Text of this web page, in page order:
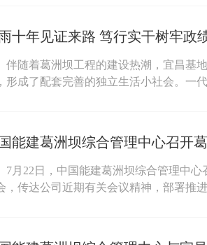
伴随着葛洲坝工程的建设热潮，宜昌基
形成了配套完善的独立生活小社会。一
7月22日，中国能建葛洲坝综合管理中
，传达公司近期有关会议精神，部署推